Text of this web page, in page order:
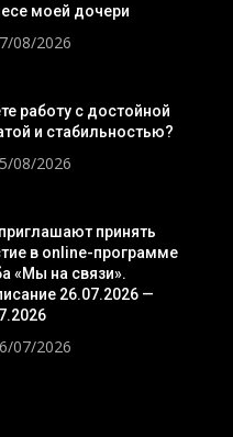
моей дочери
08/2026
работу с достойной
и стабильностью?
08/2026
принять
в online-программе
«Мы на связи».
26.07.2026 —
07/2026